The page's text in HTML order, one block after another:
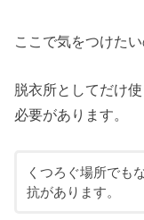
ここで気をつけた
脱衣所としてだけ使
必要があります。
くつろぐ場所でも
抗があります。